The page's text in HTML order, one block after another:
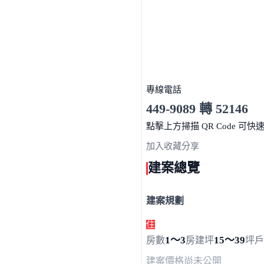
專線電話
449-9089 轉 52146
服務時間 10:00～19:00
點擊上方掃描 QR Code 可快
加入收藏分享
建案總覽
建案規劃
住
房數1～3房建坪15～39坪
建案價格尚未公開